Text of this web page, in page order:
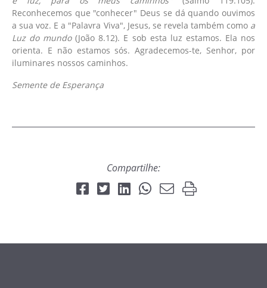
Reconhecemos que "conhecer" Deus se dá quando ouvimos
a sua voz. E a "Palavra Viva", Jesus, se revela também como a
Luz do mundo(João 8.12). E sob esta luz estamos. Ela nos
orienta. E não estamos sós. Agradecemos-te, Senhor, por
iluminares nossos caminhos.
Semente de Esperança
Compartilhe: